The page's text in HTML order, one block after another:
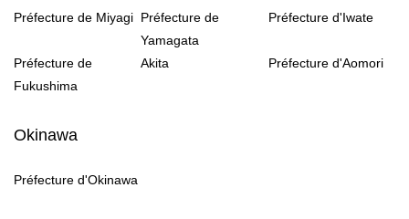
Préfecture de Miyagi Préfecture de
Yamagata
Préfecture d'Iwate
Préfecture de
Fukushima
Akita Préfecture d'Aomori
Okinawa
Préfecture d'Okinawa